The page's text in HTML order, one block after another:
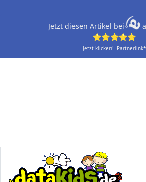
Jetzt diesen Artikel bei
⭐⭐⭐⭐⭐
Jetzt klicken!- Partnerlink*